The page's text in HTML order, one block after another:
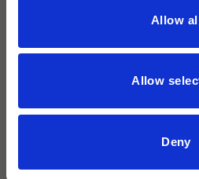
Allow
Allow
Deny
Tätigkeit im Jahr 1973. Im
Mitbegründer von Agape, wo er
die später exklusiv
Mangiarottis Produkte im